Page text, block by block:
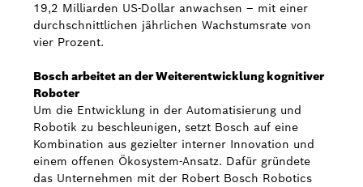
19,2 Milliarden US-Dollar anwachsen – mit einer
durchschnittlichen jährlichen Wachstumsrate von
vier Prozent.
Bosch arbeitet an der Weiterentwicklung kognitiver
Roboter
Um die Entwicklung in der Automatisierung und
Robotik zu beschleunigen, setzt Bosch auf eine
Kombination aus gezielter interner Innovation und
einem offenen Ökosystem-Ansatz. Dafür gründete
das Unternehmen mit der Robert Bosch Robotics